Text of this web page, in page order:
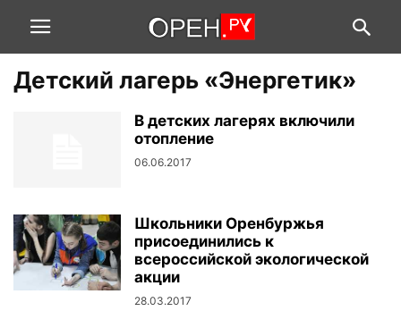
Детский лагерь «Энергетик»
В детских лагерях включили
отопление
06.06.2017
Школьники Оренбуржья
присоединились к
всероссийской экологической
акции
28.03.2017